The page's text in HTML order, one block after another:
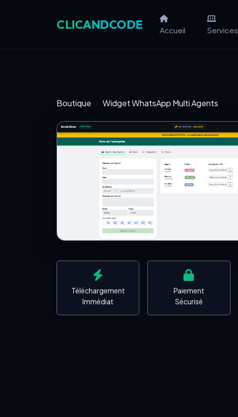
CLICANDCODE Accueil Services
Boutique Widget WhatsApp Multi Agents
Téléchargement
Immédiat
Paiement
Sécurisé